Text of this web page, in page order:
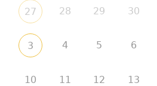
27 28 29 30
3 4 5 6
10 11 12 13